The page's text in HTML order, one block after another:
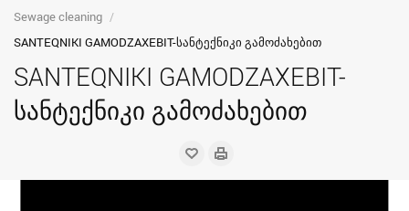
Sewage cleaning
SANTEQNIKI GAMODZAXEBIT-სანტექნიკი გამოძახებით
SANTEQNIKI GAMODZAXEBIT-
სანტექნიკი გამოძახებით